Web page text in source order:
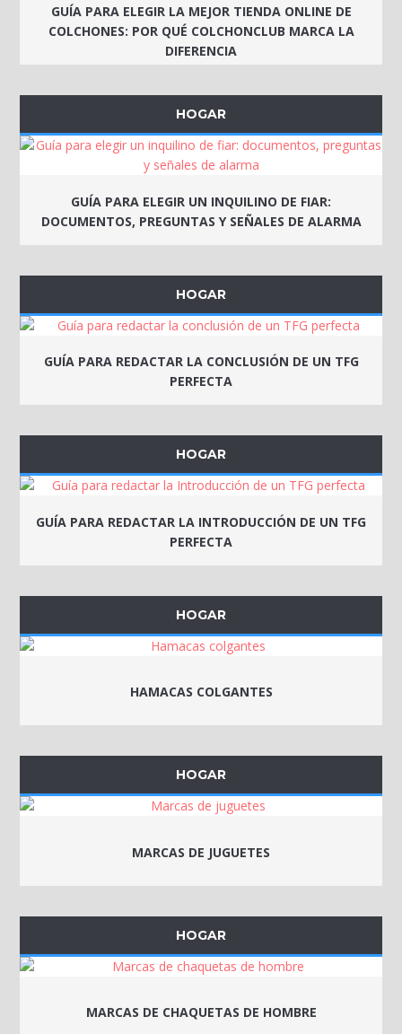
GUÍA PARA ELEGIR LA MEJOR TIENDA ONLINE DE
COLCHONES: POR QUÉ COLCHONCLUB MARCA LA
DIFERENCIA
HOGAR
GUÍA PARA ELEGIR UN INQUILINO DE FIAR:
DOCUMENTOS, PREGUNTAS Y SEÑALES DE ALARMA
HOGAR
GUÍA PARA REDACTAR LA CONCLUSIÓN DE UN TFG
PERFECTA
HOGAR
GUÍA PARA REDACTAR LA INTRODUCCIÓN DE UN TFG
PERFECTA
HOGAR
HAMACAS COLGANTES
HOGAR
MARCAS DE JUGUETES
HOGAR
MARCAS DE CHAQUETAS DE HOMBRE